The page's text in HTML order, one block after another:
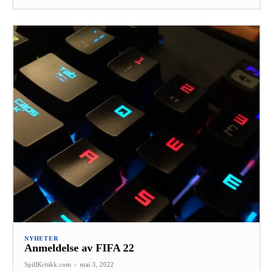
NYHETER
Anmeldelse av FIFA 22
SpillKritikk.com - mai 3, 2022